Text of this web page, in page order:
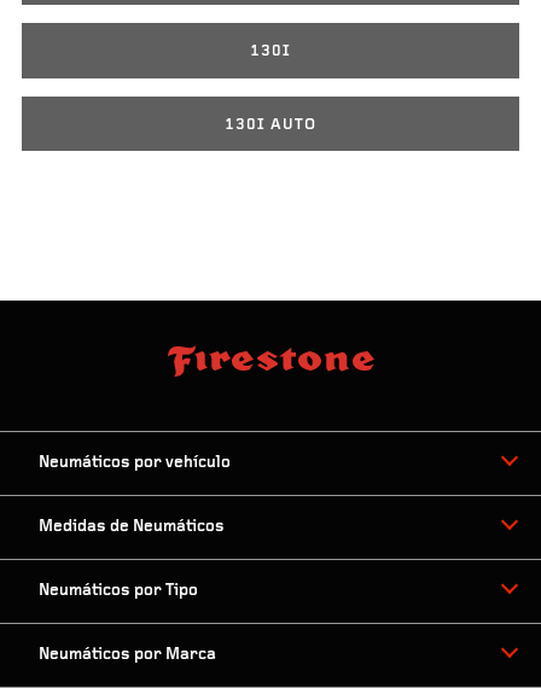
130I
130I AUTO
Neumáticos por vehículo
Medidas de Neumáticos
Neumáticos por Tipo
Neumáticos por Marca